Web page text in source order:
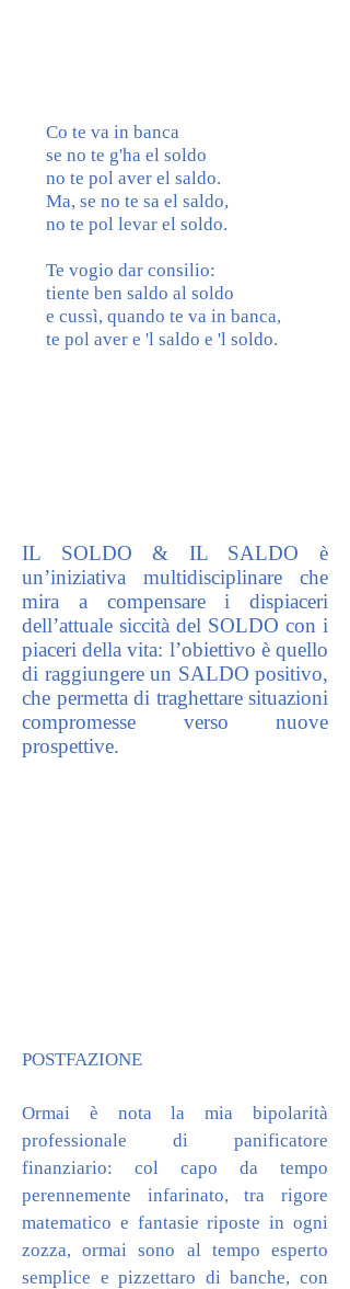
Co te va in banca
se no te g'ha el soldo
no te pol aver el saldo.
Ma, se no te sa el saldo,
no te pol levar el soldo.
Te vogio dar consilio:
tiente ben saldo al soldo
e cussì, quando te va in banca,
te pol aver e 'l saldo e 'l soldo.
IL SOLDO & IL SALDO è
un’iniziativa multidisciplinare che
mira a compensare i dispiaceri
dell’attuale siccità del SOLDO con i
piaceri della vita: l’obiettivo è quello
di raggiungere un SALDO positivo,
che permetta di traghettare situazioni
compromesse verso nuove
prospettive.
POSTFAZIONE
Ormai è nota la mia bipolarità
professionale di panificatore
finanziario: col capo da tempo
perennemente infarinato, tra rigore
matematico e fantasie riposte in ogni
zozza, ormai sono al tempo esperto
semplice e pizzettaro di banche, con